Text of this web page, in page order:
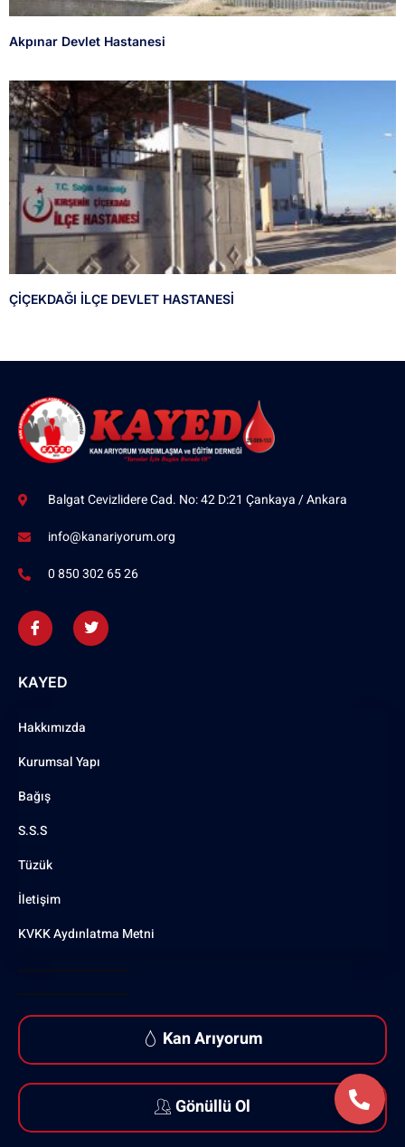
Akpınar Devlet Hastanesi
ÇİÇEKDAĞI İLÇE DEVLET HASTANESİ
Balgat Cevizlidere Cad. No: 42 D:21 Çankaya / Ankara
info@kanariyorum.org
0 850 302 65 26
KAYED
Hakkımızda
Kurumsal Yapı
Bağış
S.S.S
Tüzük
İletişim
KVKK Aydınlatma Metni
Kan Arıyorum
Gönüllü Ol